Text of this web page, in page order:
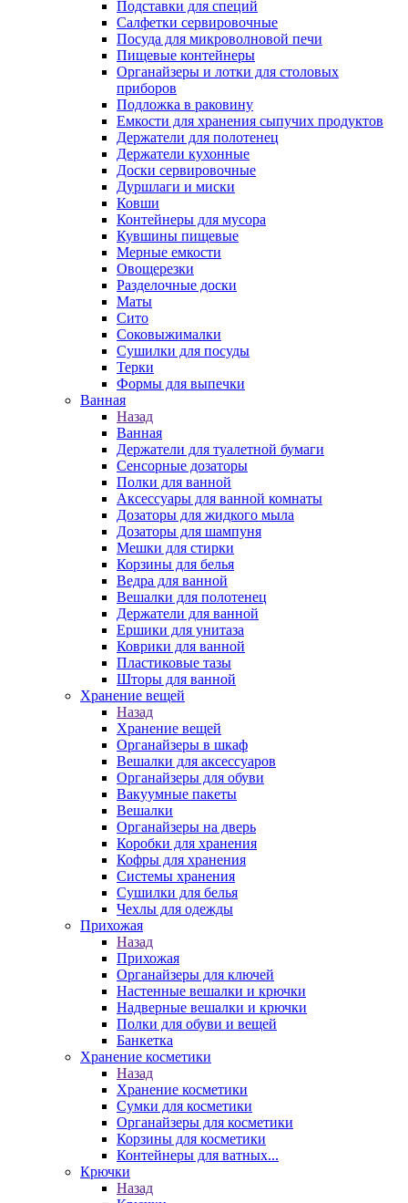
Подставки для специй
Салфетки сервировочные
Посуда для микроволновой печи
Пищевые контейнеры
Органайзеры и лотки для столовых
приборов
Подложка в раковину
Емкости для хранения сыпучих продуктов
Держатели для полотенец
Держатели кухонные
Доски сервировочные
Дуршлаги и миски
Ковши
Контейнеры для мусора
Кувшины пищевые
Мерные емкости
Овощерезки
Разделочные доски
Маты
Сито
Соковыжималки
Сушилки для посуды
Терки
Формы для выпечки
Ванная
Назад
Ванная
Держатели для туалетной бумаги
Сенсорные дозаторы
Полки для ванной
Аксессуары для ванной комнаты
Дозаторы для жидкого мыла
Дозаторы для шампуня
Мешки для стирки
Корзины для белья
Ведра для ванной
Вешалки для полотенец
Держатели для ванной
Ершики для унитаза
Коврики для ванной
Пластиковые тазы
Шторы для ванной
Хранение вещей
Назад
Хранение вещей
Органайзеры в шкаф
Вешалки для аксессуаров
Органайзеры для обуви
Вакуумные пакеты
Вешалки
Органайзеры на дверь
Коробки для хранения
Кофры для хранения
Системы хранения
Сушилки для белья
Чехлы для одежды
Прихожая
Назад
Прихожая
Органайзеры для ключей
Настенные вешалки и крючки
Надверные вешалки и крючки
Полки для обуви и вещей
Банкетка
Хранение косметики
Назад
Хранение косметики
Сумки для косметики
Органайзеры для косметики
Корзины для косметики
Контейнеры для ватных...
Крючки
Назад